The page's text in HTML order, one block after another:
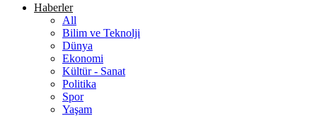
Haberler
All
Bilim ve Teknolji
Dünya
Ekonomi
Kültür - Sanat
Politika
Spor
Yaşam